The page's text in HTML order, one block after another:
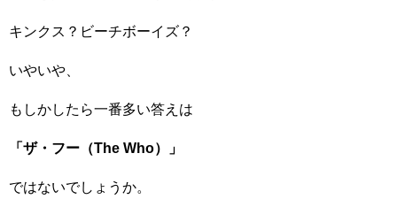
キンクス？ビーチボーイズ？
いやいや、
もしかしたら一番多い答えは
「ザ・フー（The Who）」
ではないでしょうか。